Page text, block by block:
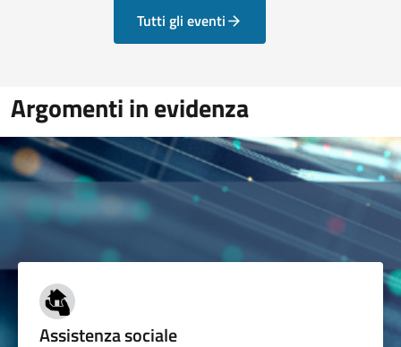
Tutti gli eventi
Argomenti in evidenza
Assistenza sociale